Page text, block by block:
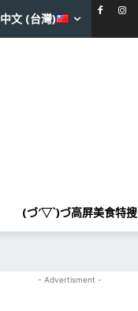
中文 (台灣)
(づ′▽`)づ高屏美食特搜
- Advertisment -